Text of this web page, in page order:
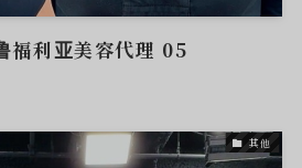
福利亚美容代理 05
其他